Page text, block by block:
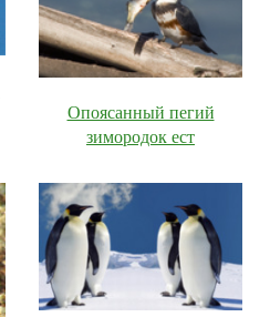
Опоясанный пегий
зимородок ест